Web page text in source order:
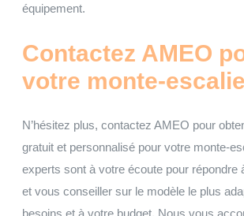
équipement.
Contactez AMEO
votre monte-
N’hésitez plus, contactez AMEO pour
gratuit et personnalisé pour votre monte-
experts sont à votre écoute pour répondre
et vous conseiller sur le modèle le plus
besoins et à votre budget. Nous vous